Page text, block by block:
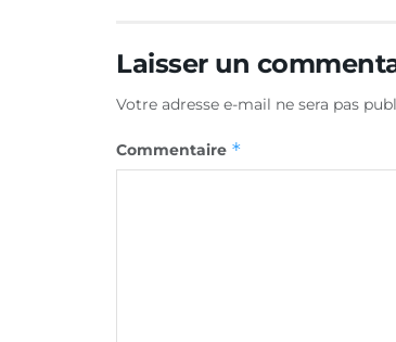
Laisser un
Votre adresse e-mail ne sera pas
Commentaire *